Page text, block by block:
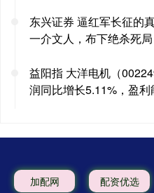
东兴证券 逼红军长征的
一介文人，布下绝杀死局
益阳指 大洋电机（
润同比增长5.11%，盈
加配网 配资优选